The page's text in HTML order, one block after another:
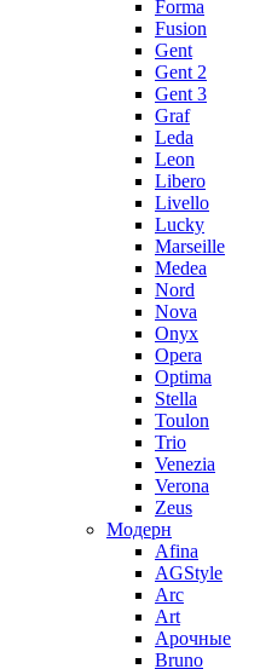
Forma
Fusion
Gent
Gent 2
Gent 3
Graf
Leda
Leon
Libero
Livello
Lucky
Marseille
Medea
Nord
Nova
Onyx
Opera
Optima
Stella
Toulon
Trio
Venezia
Verona
Zeus
Модерн
Afina
AGStyle
Arc
Art
Aрочные
Bruno